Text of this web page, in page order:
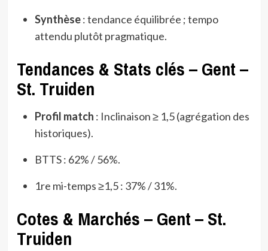
Synthèse: tendance équilibrée ; tempo
attendu plutôt pragmatique.
Tendances & Stats clés – Gent –
St. Truiden
Profil match : Inclinaison ≥ 1,5 (agrégation des
historiques).
BTTS : 62% / 56%.
1re mi-temps ≥1,5 : 37% / 31%.
Cotes & Marchés – Gent – St.
Truiden